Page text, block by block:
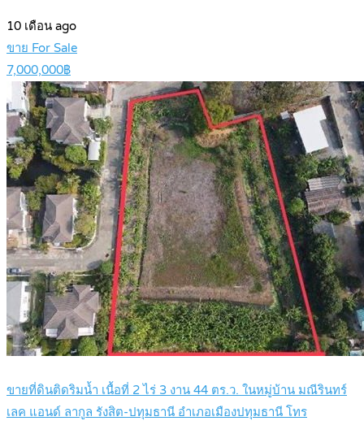
10 เดือน ago
ขาย For Sale
7,000,000฿
ขายที่ดินติดริมน้ำ เนื้อที่ 2 ไร่ 3 งาน 44 ตร.ว. ในหมู่บ้าน มณีรินทร์
เลค แอนด์ ลากูล รังสิต-ปทุมธานี อำเภอเมืองปทุมธานี โทร